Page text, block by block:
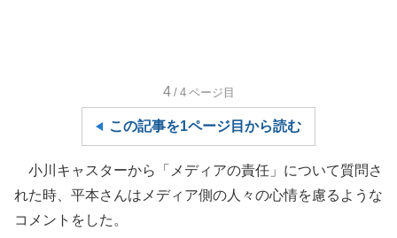
4 /4 ページ目
この記事を1ページ目から読む
小川キャスターから「メディアの責任」について質問さ
れた時、平本さんはメディア側の人々の心情を慮るような
コメントをした。